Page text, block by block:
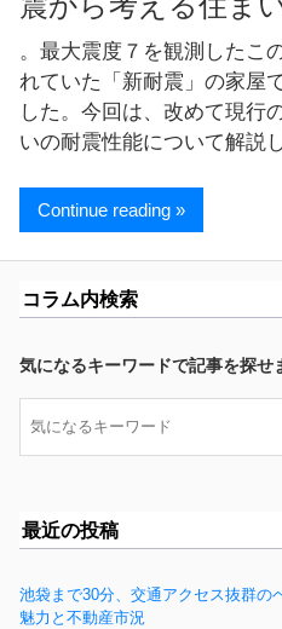
。最大震度７を観測したこ
れていた「新耐震」の家屋
した。今回は、改めて現行
いの耐震性能について解説
Continue reading »
コラム内検索
気になるキーワードで記事を探せ
索
最近の投稿
池袋まで30分、交通アクセス抜群の
魅力と不動産市況